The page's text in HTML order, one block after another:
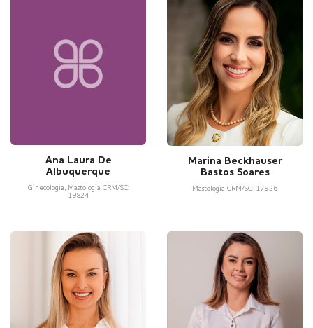
Ana Laura De
Albuquerque
Ginecologia, Mastologia CRM/SC:
19824
Marina Beckhauser
Bastos Soares
Mastologia CRM/SC: 17926